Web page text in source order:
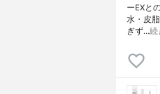
ーEXと
水・皮
ぎず…続